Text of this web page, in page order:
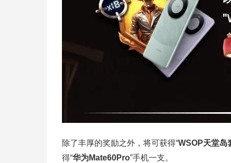
除了丰厚的奖励之外，将可获得“WSOP天堂岛
得“华为Mate60Pro”手机一支。